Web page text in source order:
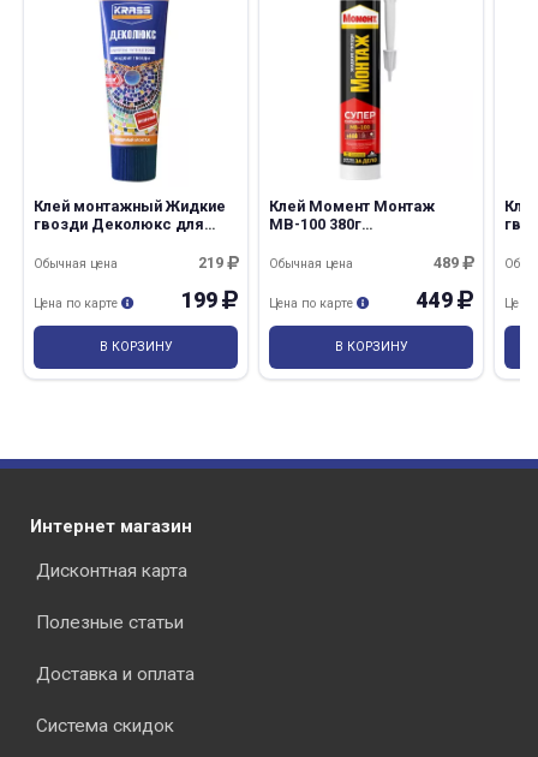
Клей монтажный Жидкие
гвозди Деколюкс для
прозрачный 250мл
219
Обычная цена
199
Цена по карте
В КОРЗИНУ
Клей Момент Монтаж
МВ-100 380г
белый/12
489
Обычная цена
449
Цена по карте
В КОРЗИНУ
Цена
Интернет магазин
Дисконтная карта
Полезные статьи
Доставка и оплата
Система скидок